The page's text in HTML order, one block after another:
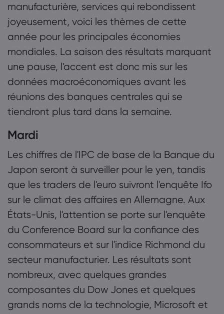
manufacturière, services qui rebondissent
joyeusement, voici les thèmes de cette
année pour les principales économies
mondiales. La saison des résultats marquant
une pause, l'accent est donc mis sur les
données macroéconomiques avant les
réunions des banques centrales qui se
tiendront plus tard dans la semaine.
Mardi
Les chiffres de l'IPC de base de la Banque du
Japon seront à surveiller pour le yen, tandis
que les traders de l'euro suivront l'enquête Ifo
sur le climat des affaires en Allemagne. Aux
États-Unis, l'attention se porte sur l'enquête
du Conference Board sur la confiance des
consommateurs et sur l'indice Richmond du
secteur manufacturier. Les résultats sont
nombreux, avec quelques grandes
composantes du Dow Jones et quelques
grands noms de la technologie, Microsoft et